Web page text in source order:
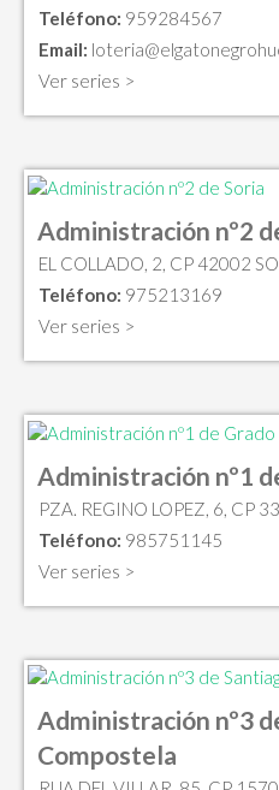
Teléfono: 959284567
Email:
Ver series >
Administración nº2
EL COLLADO, 2, CP 42002
Teléfono: 975213169
Ver series >
Administración nº1
PZA. REGINO LOPEZ, 6, CP
Teléfono: 985751145
Ver series >
Administración nº3
Compostela